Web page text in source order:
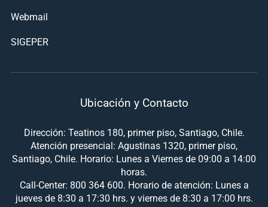
Webmail
SIGEPER
Ubicación y Contacto
Dirección: Teatinos 180, primer piso, Santiago, Chile.
Atención presencial: Agustinas 1320, primer piso,
Santiago, Chile. Horario: Lunes a Viernes de 09:00 a 14:00
horas.
Call-Center: 800 364 600. Horario de atención: Lunes a
jueves de 8:30 a 17:30 hrs. y viernes de 8:30 a 17:00 hrs.